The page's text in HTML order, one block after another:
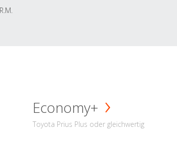
R.M.
Economy+
Toyota Prius Plus oder gleichwertig